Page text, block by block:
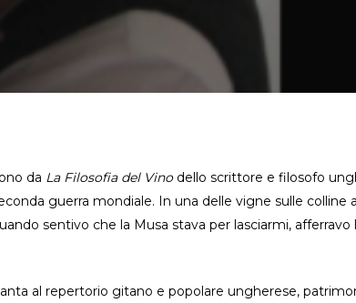
da La Filosofia del Vinodello scrittore e filosofo
guerra mondiale. In una delle vigne sulle colline
sentivo che la Musa stava per lasciarmi, afferravo
al repertorio gitano e popolare ungherese,